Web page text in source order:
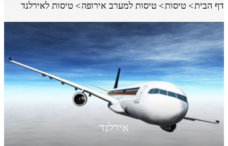
דף הבית טיסות טיסות למערב אירופה טיסות לאירלנד
אירלנד